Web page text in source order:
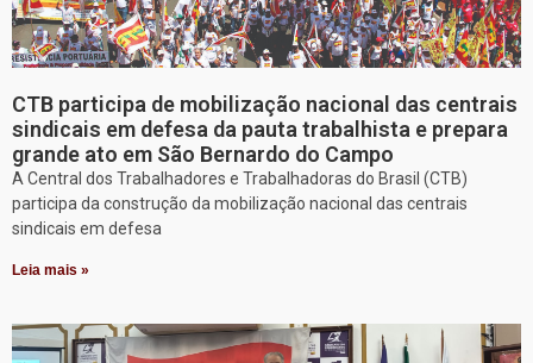
CTB participa de mobilização nacional das centrais
sindicais em defesa da pauta trabalhista e prepara
grande ato em São Bernardo do Campo
A Central dos Trabalhadores e Trabalhadoras do Brasil (CTB)
participa da construção da mobilização nacional das centrais
sindicais em defesa
Leia mais »